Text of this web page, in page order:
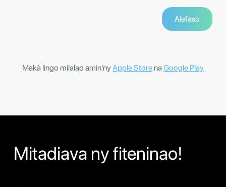
Makà lingo milalao amin'nyApple Store naGoogle Play
Mitadiava ny fiteninao!